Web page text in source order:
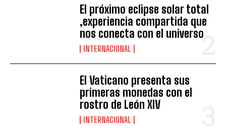
El próximo eclipse solar total
,experiencia compartida que
nos conecta con el universo
INTERNACIONAL
El Vaticano presenta sus
primeras monedas con el
rostro de León XIV
INTERNACIONAL